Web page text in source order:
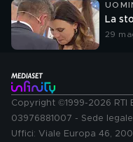
La
29
Copyright ©1999-2026 RTI
03976881007 - Sede
Uffici: Viale Europa 46,